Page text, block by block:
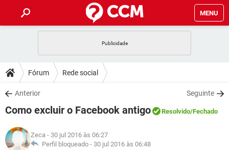
MENU
CELULAR
OUTLOOK
INSTAGRAM GMAIL
GUIA DE COMPRAS
DICAS
JOGOS
INSTAGRAM
DOWNLOADS
JOGOS WHATSAPP
CELULAR
OUTLOOK EXCEL
JOGOS
GLOSSÁRIO
Fórum Rede social
Anterior Seguinte
Como excluir o Facebook antigo Resolvido/Fechado
Zeca - 30 jul 2016 às 06:27
Perfil bloqueado - 30 jul 2016 às 06:48